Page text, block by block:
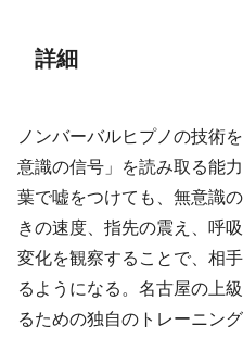
詳細
ノンバーバルヒプノの技術
意識の信号」を読み取る能
葉で嘘をつけても、無意識
きの速度、指先の震え、呼
変化を観察することで、相
るようになる。名古屋の上
るための独自のトレーニン